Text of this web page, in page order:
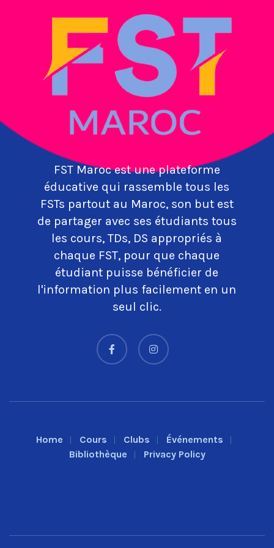
FST Maroc est une plateforme
éducative qui rassemble tous les
FSTs partout au Maroc, son but est
de partager avec ses étudiants tous
les cours, TDs, DS appropriés à
chaque FST, pour que chaque
étudiant puisse bénéficier de
l'information plus facilement en un
seul clic.
Home Cours Clubs
Événements
Bibliothèque
Privacy Policy